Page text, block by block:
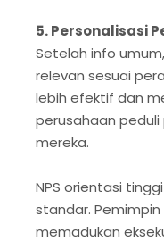
5. Personalisasi
Setelah info
relevan sesuai
lebih efektif dan
perusahaan
mereka.
NPS orientasi
standar.
memadukan